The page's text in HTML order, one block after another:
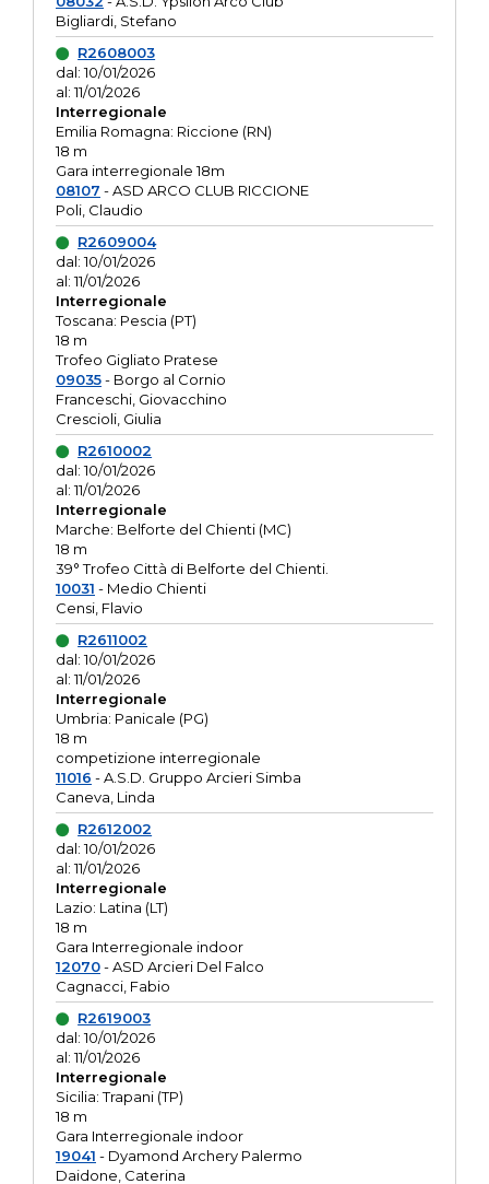
Bigliardi, Stefano
R2608003
dal: 10/01/2026
al: 11/01/2026
Interregionale
Emilia Romagna: Riccione (RN)
18 m
Gara interregionale 18m
08107 - ASD ARCO CLUB RICCIONE
Poli, Claudio
R2609004
dal: 10/01/2026
al: 11/01/2026
Interregionale
Toscana: Pescia (PT)
18 m
Trofeo Gigliato Pratese
09035- Borgo al Cornio
Franceschi, Giovacchino
Crescioli, Giulia
R2610002
dal: 10/01/2026
al: 11/01/2026
Interregionale
Marche: Belforte del Chienti (MC)
18 m
39° Trofeo Città di Belforte del Chienti.
10031 - Medio Chienti
Censi, Flavio
R2611002
dal: 10/01/2026
al: 11/01/2026
Interregionale
Umbria: Panicale (PG)
18 m
competizione interregionale
11016 - A.S.D. Gruppo Arcieri Simba
Caneva, Linda
R2612002
dal: 10/01/2026
al: 11/01/2026
Interregionale
Lazio: Latina (LT)
18 m
Gara Interregionale indoor
12070- ASD Arcieri Del Falco
Cagnacci, Fabio
R2619003
dal: 10/01/2026
al: 11/01/2026
Interregionale
Sicilia: Trapani (TP)
18 m
Gara Interregionale indoor
19041 - Dyamond Archery Palermo
Daidone, Caterina